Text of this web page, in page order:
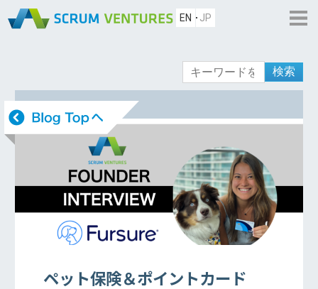
EN JP
検索
ペット保険＆ポイントカード